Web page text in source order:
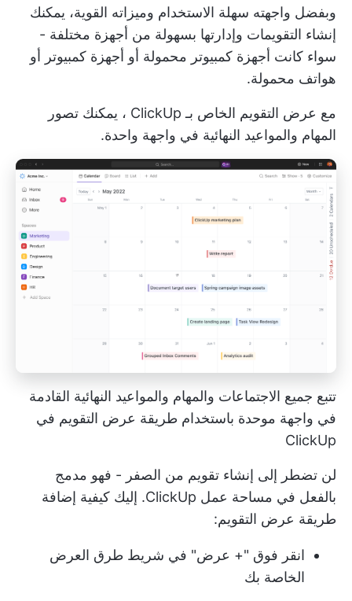
وبفضل واجهته سهلة الاستخدام وميزاته القوية، يمكنك
إنشاء التقويمات وإدارتها بسهولة من أجهزة مختلفة -
سواء كانت أجهزة كمبيوتر محمولة أو أجهزة كمبيوتر أو
هواتف محمولة.
مع عرض التقويم الخاص بـ ClickUp
، يمكنك تصور
المهام والمواعيد النهائية في واجهة واحدة.
تتبع جميع الاجتماعات والمهام والمواعيد النهائية القادمة
في واجهة موحدة باستخدام طريقة عرض التقويم في
ClickUp
لن تضطر إلى إنشاء تقويم من الصفر - فهو مدمج
بالفعل في مساحة عمل ClickUp. إليك كيفية إضافة
طريقة عرض التقويم:
انقر فوق "+ عرض" في شريط طرق العرض
الخاصة بك